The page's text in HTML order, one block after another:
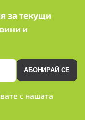
за текущи
и
АБОНИРАЙ СЕ
с нашата